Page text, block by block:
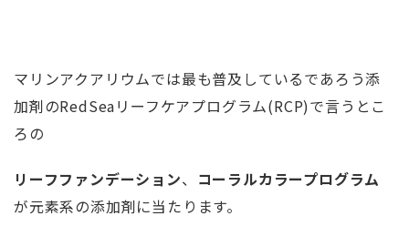
マリンアクアリウムでは最も普及しているであろう添
加剤のRedSeaリーフケアプログラム(RCP)で言うとこ
ろの
リーフファンデーション、 コーラルカラープログラム
が元素系の添加剤に当たります。